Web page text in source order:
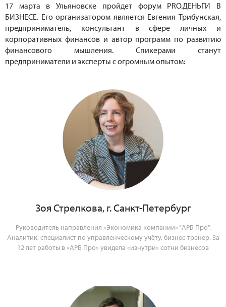
17 марта в Ульяновске пройдет форум PRO.ДЕНЬГИ В
БИЗНЕСЕ. Его организатором является Евгения Трибунская,
предприниматель, консультант в сфере личных и
корпоративных финансов и автор программ по развитию
финансового мышления. Спикерами станут
предприниматели и эксперты с огромным опытом:
Зоя Стрелкова, г. Санкт-Петербург
Руководитель направления «Экономика компании» “АРБ Про”.
Аналитик, специалист по управленческому учёту, бизнес-тренер. За
12 лет работы в «АРБ Про» увидела «изнутри» сотни бизнесов